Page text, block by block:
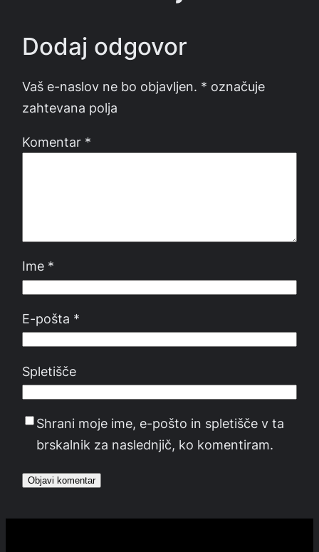
Dodaj odgovor
Vaš e-naslov ne bo objavljen. * označuje
zahtevana polja
Komentar *
Ime *
E-pošta *
Spletišče
Shrani moje ime, e-pošto in spletišče v ta
brskalnik za naslednjič, ko komentiram.